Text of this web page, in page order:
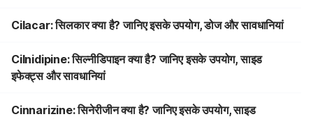
Cilacar: सिलकार क्या है? जानिए इसके उपयोग, डोज और सावधानियां
Cilnidipine: सिल्नीडिपाइन क्या है? जानिए इसके उपयोग, साइड
इफेक्ट्स और सावधानियां
Cinnarizine: सिनेरीजीन क्या है? जानिए इसके उपयोग, साइड